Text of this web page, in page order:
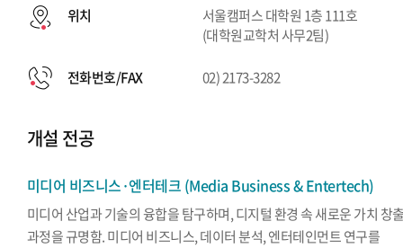
위치
서울캠퍼스 대학원 1층 111호
(대학원교학처 사무2팀)
전화번호/FAX 02) 2173-3282
개설 전공
미디어 비즈니스·엔터테크 (Media Business & Entertech)
미디어 산업과 기술의 융합을 탐구하며, 디지털 환경 속 새로운 가치 창
과정을 규명함. 미디어 비즈니스, 데이터 분석, 엔터테인먼트 연구를